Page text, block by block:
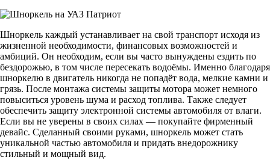
Шноркель каждый устанавливает на свой транспорт исходя из
жизненной необходимости, финансовых возможностей и
амбиций. Он необходим, если вы часто вынуждены ездить по
бездорожью, в том числе пересекать водоёмы. Именно благодаря
шноркелю в двигатель никогда не попадёт вода, мелкие камни и
грязь. После монтажа системы защиты мотора может немного
повыситься уровень шума и расход топлива. Также следует
обеспечить защиту электронной системы автомобиля от влаги.
Если вы не уверены в своих силах — покупайте фирменный
девайс. Сделанный своими руками, шноркель может стать
уникальной частью автомобиля и придать внедорожнику
стильный и мощный вид.